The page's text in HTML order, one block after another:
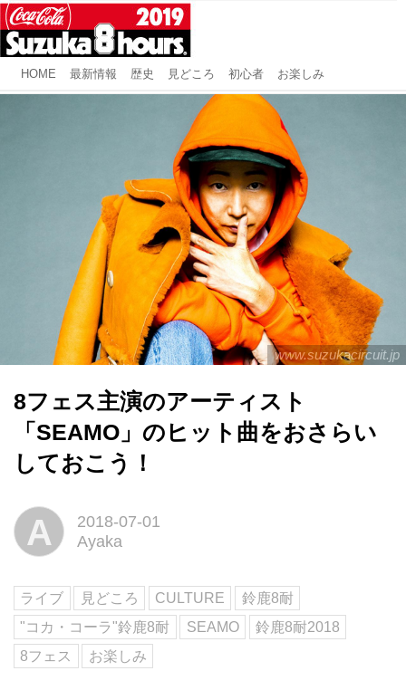
HOME 最新情報 歴史 見どころ 初心者 お楽しみ
www.suzukacircuit.jp
8フェス主演のアーティスト
「SEAMO」のヒット曲をおさらい
しておこう！
A
2018-07-01
Ayaka
ライブ 見どころ CULTURE
鈴鹿8耐
"コカ・コーラ"鈴鹿8耐
SEAMO
鈴鹿8耐2018
8フェス
お楽しみ